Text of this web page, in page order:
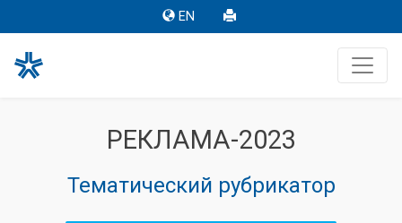
EN
РЕКЛАМА-2023
Тематический рубрикатор